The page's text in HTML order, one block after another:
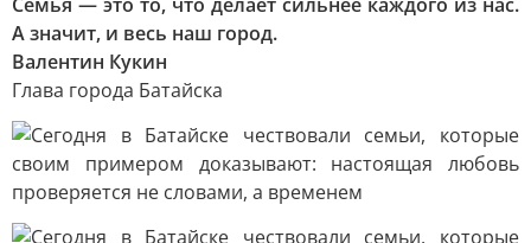
А значит, и весь наш город.
Валентин Кукин
Глава города Батайска